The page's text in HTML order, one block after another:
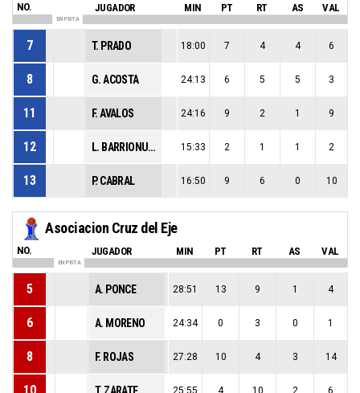
NO. JUGADOR MIN PT RT AS VAL
EN PISTA
7 T. PRADO 18:00 7 4 4 6
8 G. ACOSTA 24:13 6 5 5 3
11 F. AVALOS 24:16 9 2 1 9
12 L. BARRIONUEVO 15:33 2 1 1 2
13 P. CABRAL 16:50 9 6 0 10
Asociacion Cruz del Eje
NO. JUGADOR MIN PT RT AS VAL
EN PISTA
5 A. PONCE 28:51 13 9 1 4
6 A. MORENO 24:34 0 3 0 1
8 F. ROJAS 27:28 10 4 3 14
10 T. ZARATE 25:55 4 10 2 6